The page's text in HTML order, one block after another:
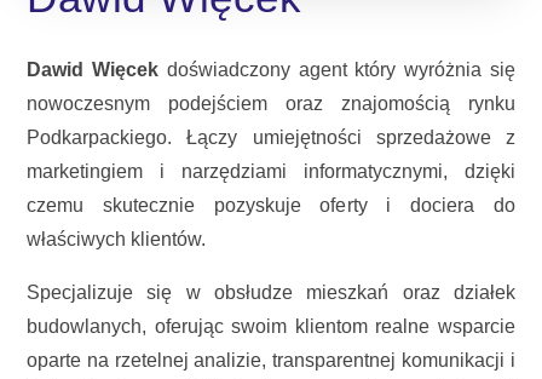
Dawid Więcekdoświadczony agent który wyróżnia się
nowoczesnym podejściem oraz znajomością rynku
Podkarpackiego. Łączy umiejętności sprzedażowe z
marketingiem i narzędziami informatycznymi, dzięki
czemu skutecznie pozyskuje oferty i dociera do
właściwych klientów.
Specjalizuje się w obsłudze mieszkań oraz działek
budowlanych, oferując swoim klientom realne wsparcie
oparte na rzetelnej analizie, transparentnej komunikacji i